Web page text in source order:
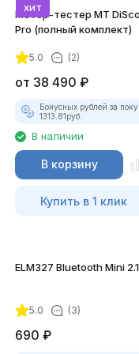
хит
Мотор-тестер MT
Pro (полный комплект)
5.0 (2)
от 38 490 ₽
Бонусных рублей за
1313.81руб.
В наличии
В корзину
Купить в 1 клик
ELM327 Bluetooth Mini 2.1
5.0 (3)
690 ₽